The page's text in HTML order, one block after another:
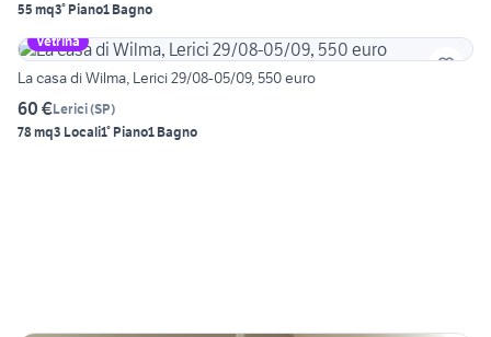
55 mq3° Piano1 Bagno
Vetrina
La casa di Wilma, Lerici 29/08-05/09, 550 euro
60 €Lerici(SP)
78 mq3 Locali1° Piano1 Bagno